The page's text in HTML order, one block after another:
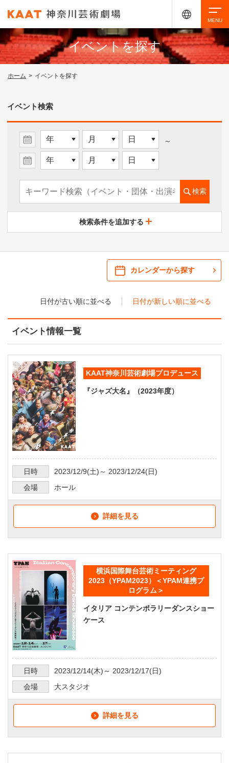
イベントを探す
・ イベント一覧
・ イベントカレンダー
・ 館内サービス・アクセシビリティ
・ 交通案内
・ よくある質問
KAATについて
・ ミッション
・ 芸術監督
・ 施設概要
・ フロアマップ
・ レストラン/カフェ
KAAT 神奈川芸術劇場
SNS
検索
イベントを探す
ホーム > イベントを探す
イベント検索
～
検索
検索条件を追加する
カレンダーから探す
日付が古い順に並べる 日付が新しい順に並べる
イベント情報一覧
KAAT神奈川芸術劇場プロデュース
『ジャズ大名』（2023年度）
日時 2023/12/9(土)～ 2023/12/24(日)
会場
ホール
詳細を見る
横浜国際舞台芸術ミーティング
2023（YPAM2023）＜YPAM連携プ
ログラム＞
イタリア コンテンポラリーダンスショー
ケース
日時 2023/12/14(木)～ 2023/12/17(日)
会場
大スタジオ
詳細を見る